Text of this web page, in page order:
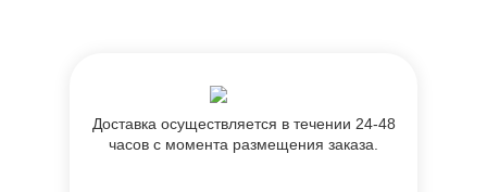
Доставка осуществляется в течении 24-48
часов с момента размещения заказа.